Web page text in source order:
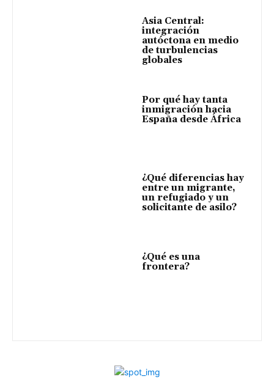
Asia Central:
integración
autóctona en medio
de turbulencias
globales
Por qué hay tanta
inmigración hacia
España desde África
¿Qué diferencias hay
entre un migrante,
un refugiado y un
solicitante de asilo?
¿Qué es una
frontera?